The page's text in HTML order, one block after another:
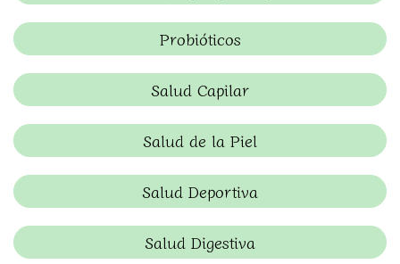
Probióticos
Salud Capilar
Salud de la Piel
Salud Deportiva
Salud Digestiva